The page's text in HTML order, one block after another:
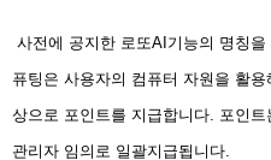
사전에 공지한 로또AI기능의 명칭
퓨팅은 사용자의 컴퓨터 자원을 활
상으로 포인트를 지급합니다. 포인
관리자 임의로 일괄지급됩니다.